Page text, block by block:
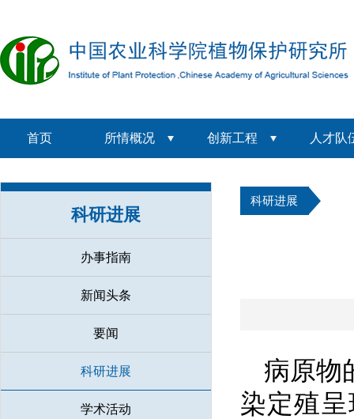
首页 所情概况 创新工程 人才队
科研进展
办事指南
新闻头条
要闻
科研进展
学术活动
科研进展
病原物
染定殖